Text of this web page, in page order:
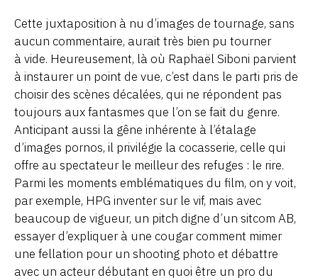
Cette juxtaposition à nu d’images de tournage, sans
aucun commentaire, aurait très bien pu tourner
à vide. Heureusement, là où Raphaël Siboni parvient
à instaurer un point de vue, c’est dans le parti pris de
choisir des scènes décalées, qui ne répondent pas
toujours aux fantasmes que l’on se fait du genre.
Anticipant aussi la gêne inhérente à l’étalage
d’images pornos, il privilégie la cocasserie, celle qui
offre au spectateur le meilleur des refuges : le rire.
Parmi les moments emblématiques du film, on y voit,
par exemple, HPG inventer sur le vif, mais avec
beaucoup de vigueur, un pitch digne d’un sitcom AB,
essayer d’expliquer à une cougar comment mimer
une fellation pour un shooting photo et débattre
avec un acteur débutant en quoi être un pro du